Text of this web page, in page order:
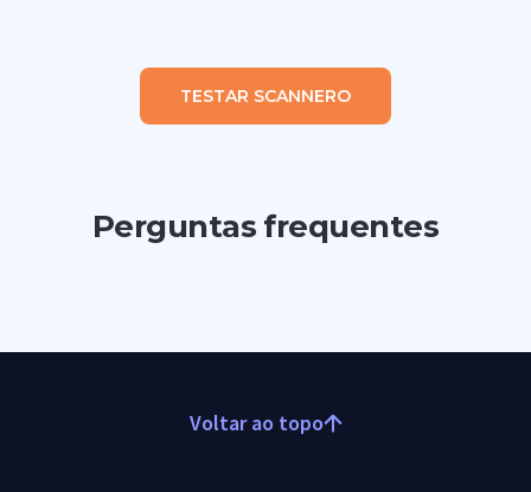
TESTAR SCANNERO
Perguntas frequentes
Voltar ao topo